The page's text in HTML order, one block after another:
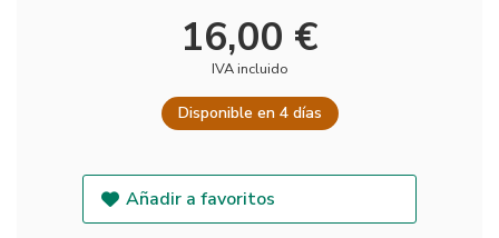
16,00 €
IVA incluido
Disponible en 4 días
Añadir a favoritos